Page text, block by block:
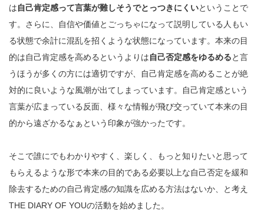
は自己肯定感って言葉が難しそうでとっつきにくいということで
す。さらに、自信や価値とごっちゃになって説明している人もい
る状態で余計に混乱を招くような状態になっています。本来の目
的は自己肯定感を高めるというよりは自己否定感をゆるめると言
うほうが多くの方には適切ですが、自己肯定感を高めることが絶
対的に良いような風潮が出てしまっています。自己肯定感という
言葉が広まっている反面、様々な情報が飛び交っていて本来の目
的から遠ざかるなぁという印象が強かったです。
そこで誰にでもわかりやすく、楽しく、もっと知りたいと思って
もらえるような形で本来の目的である必要以上な自己否定を緩和
除去するための自己肯定感の知識を広める方法はないか、と考え
THE DIARY OF YOUの活動を始めました。